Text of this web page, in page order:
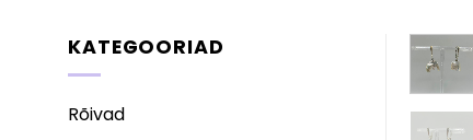
KATEGOORIAD
Rõivad